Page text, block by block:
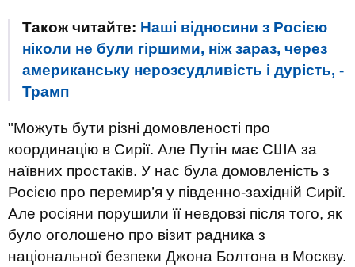
Також читайте: Наші відносини з Росією
ніколи не були гіршими, ніж зараз, через
американську нерозсудливість і дурість, -
Трамп
"Можуть бути різні домовленості про
координацію в Сирії. Але Путін має США за
наївних простаків. У нас була домовленість з
Росією про перемир’я у південно-західній Сирії.
Але росіяни порушили її невдовзі після того, як
було оголошено про візит радника з
національної безпеки Джона Болтона в Москву.